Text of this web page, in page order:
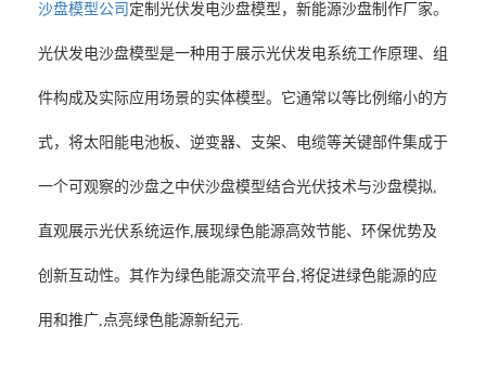
沙盘模型公司 定制光伏发电沙盘模型， 新能源沙盘制作厂家。
光伏发电沙盘模型是一种用于展示光伏发电系统工作原理、组
件构成及实际应用场景的实体模型。它通常以等比例缩小的方
式，将太阳能电池板、逆变器、支架、电缆等关键部件集成于
一个可观察的沙盘之中伏沙盘模型结合光伏技术与沙盘模拟,
直观展示光伏系统运作,展现绿色能源高效节能、环保优势及
创新互动性。其作为绿色能源交流平台,将促进绿色能源的应
用和推广,点亮绿色能源新纪元.